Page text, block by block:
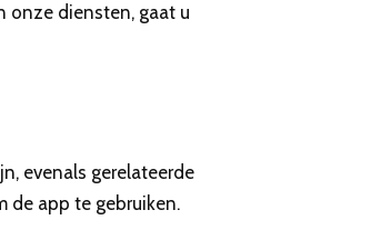
onze diensten, gaat u
evenals gerelateerde
de app te gebruiken.